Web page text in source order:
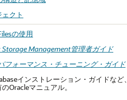
クト
の使用
Management管理者ガイド
フォーマンス・チューニング・ガイド
インストレーション・ガイドな
Oracleマニュアル。